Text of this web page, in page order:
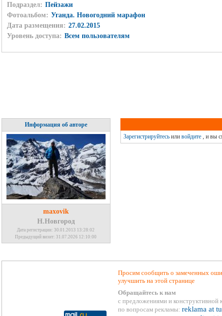
Подраздел: Пейзажи
Фотоальбом: Уганда. Новогодний марафон
Дата размещения: 27.02.2015
Уровень доступа: Всем пользователям
Информация об авторе
maxovik
Н.Новгород
Дата регистрации: 30.01.2013 13:28:02
Предыдущий визит: 31.07.2026 12:10:00
Зарегистрируйтесьили войдите, и вы
Просим сообщить о замеченных
улучшить на этой странице
Обращайтесь к нам
с предложениями и конструктивной
по вопросам рекламы: reklama at